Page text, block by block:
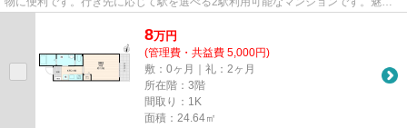
8万円
(管理費・共益費 5,000円)
敷：0ヶ月｜礼：2ヶ月
所在階：3階
間取り：1K
面積：24.64㎡